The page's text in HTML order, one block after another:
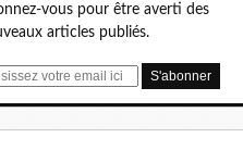
vous pour être averti des
articles publiés.